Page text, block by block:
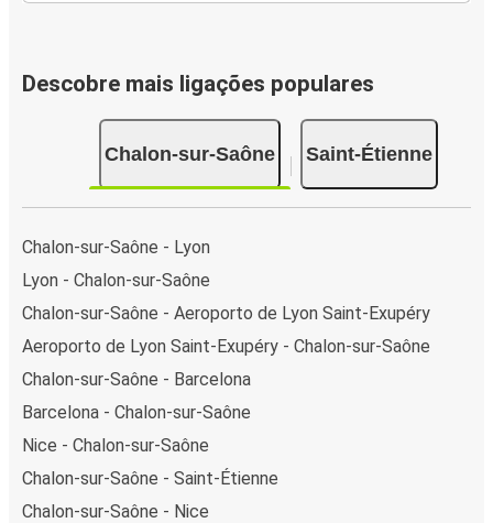
Descobre mais ligações populares
Chalon-sur-Saône Saint-Étienne
Chalon-sur-Saône - Lyon
Lyon - Chalon-sur-Saône
Chalon-sur-Saône - Aeroporto de Lyon Saint-Exupéry
Aeroporto de Lyon Saint-Exupéry - Chalon-sur-Saône
Chalon-sur-Saône - Barcelona
Barcelona - Chalon-sur-Saône
Nice - Chalon-sur-Saône
Chalon-sur-Saône - Saint-Étienne
Chalon-sur-Saône - Nice